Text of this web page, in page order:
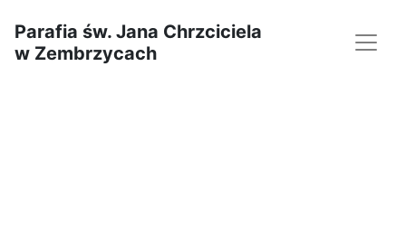
Parafia św. Jana Chrzciciela
w Zembrzycach